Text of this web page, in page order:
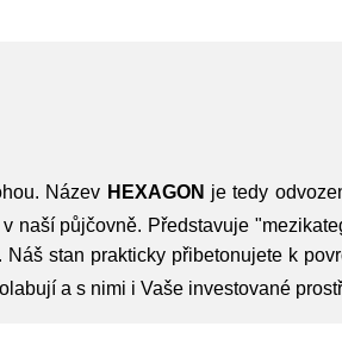
Název HEXAGON je tedy
naší půjčovně. Představuje
stan prakticky přibetonujete k
a s nimi i Vaše investované